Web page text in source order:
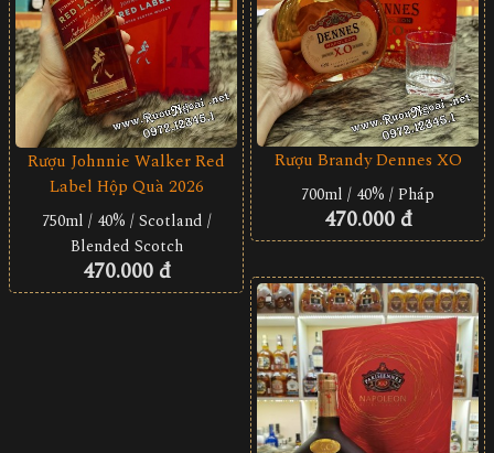
Rượu Johnnie Walker Red
Label Hộp Quà 2026
750ml / 40% / Scotland /
Blended Scotch
470.000 đ
Rượu Brandy Dennes XO
700ml / 40% / Pháp
470.000 đ